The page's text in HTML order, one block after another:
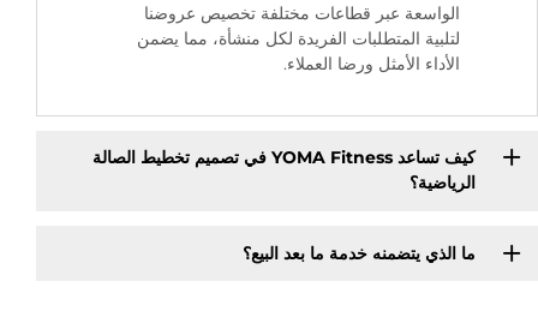
الواسعة عبر قطاعات مختلفة تخصيص عروضنا
لتلبية المتطلبات الفريدة لكل منشأة، مما يضمن
الأداء الأمثل ورضا العملاء.
كيف تساعد YOMA Fitness في تصميم تخطيط الصالة
الرياضية؟
ما الذي يتضمنه خدمة ما بعد البيع؟